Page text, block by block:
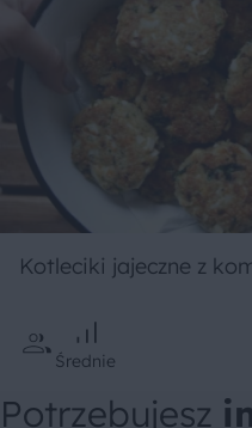
Kotleciki jajeczne z
Średnie
Potrzebujesz